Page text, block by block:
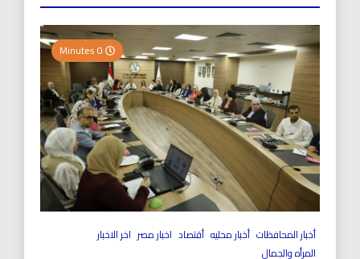
أخبار المحافظات أخبار محليه أقتصاد اخبار مصر اخر الاخبار
المرأه والجمال